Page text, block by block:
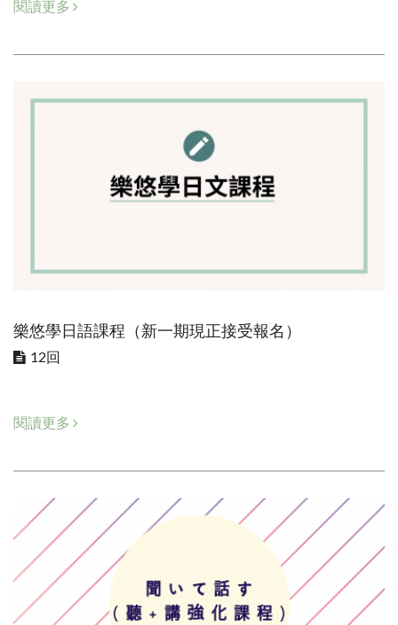
閱讀更多
樂悠學日語課程（新一期現正接受報名）
12回
閱讀更多